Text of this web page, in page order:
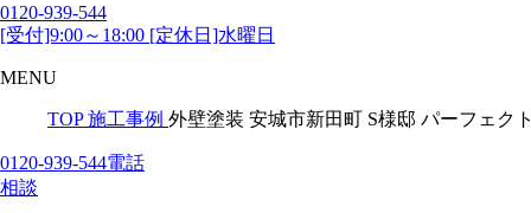
0120-939-544
[受付]9:00～18:00 [定休日]水曜日
MENU
TOP 施工事例 外壁塗装 安城市新田町 S様邸 パーフェク
0120-939-544電話
相談